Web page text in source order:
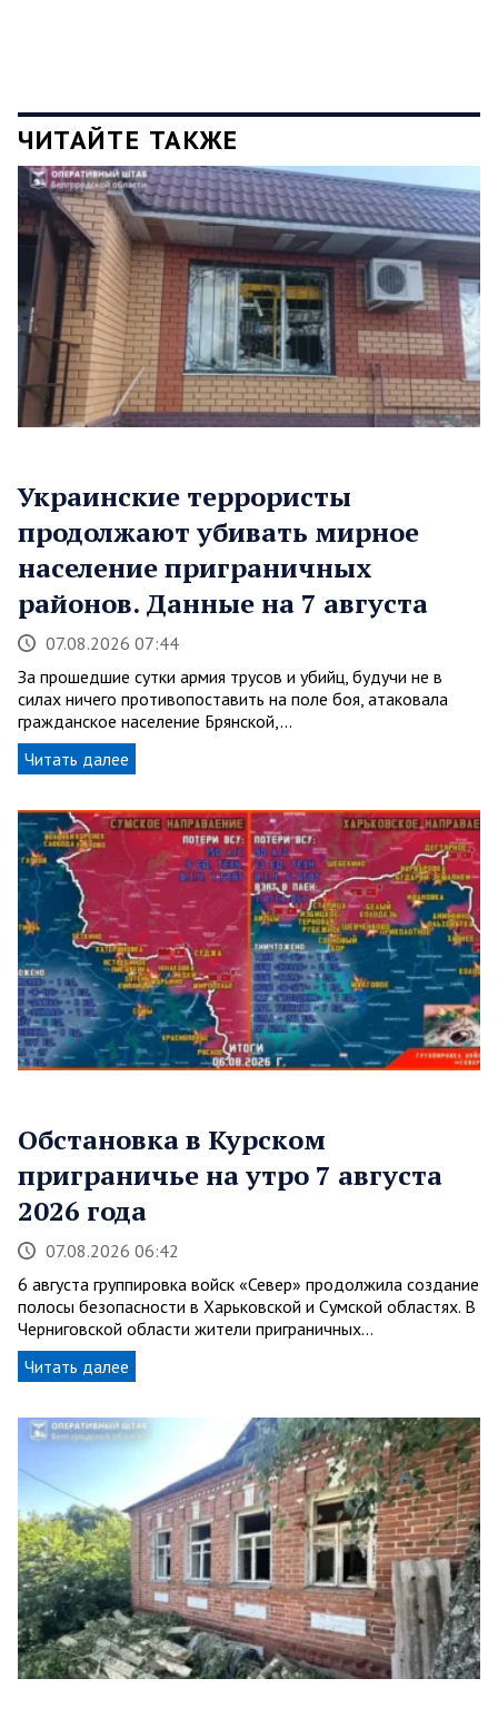
ЧИТАЙТЕ ТАКЖЕ
Украинские террористы
продолжают убивать мирное
население приграничных
районов. Данные на 7 августа
07.08.2026 07:44
За прошедшие сутки армия трусов и убийц, будучи не в
силах ничего противопоставить на поле боя, атаковала
гражданское население Брянской,…
Читать далее
Обстановка в Курском
приграничье на утро 7 августа
2026 года
07.08.2026 06:42
6 августа группировка войск «Север» продолжила создание
полосы безопасности в Харьковской и Сумской областях. В
Черниговской области жители приграничных…
Читать далее